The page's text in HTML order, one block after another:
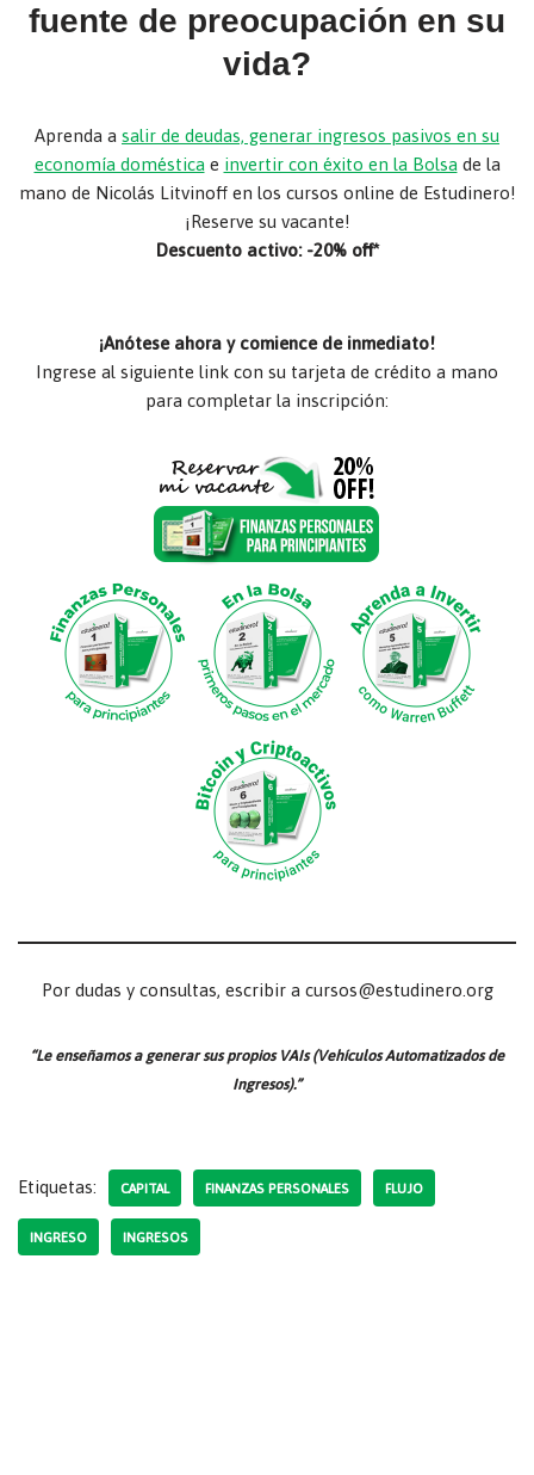
fuente de preocupación en su
vida?
Aprenda a salir de deudas, generar ingresos pasivos en su
economía doméstica e invertir con éxito en la Bolsa de la
mano de Nicolás Litvinoff en los cursos online de Estudinero!
¡Reserve su vacante!
Descuento activo: -20% off*
¡Anótese ahora y comience de inmediato!
Ingrese al siguiente link con su tarjeta de crédito a mano
para completar la inscripción:
Por dudas y consultas, escribir a cursos@estudinero.org
“Le enseñamos a generar sus propios VAIs (Vehículos Automatizados de
Ingresos).”
Etiquetas: CAPITAL FINANZAS PERSONALES FLUJO
INGRESO INGRESOS